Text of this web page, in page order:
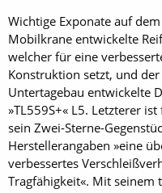
Wichtige Exponate auf
Mobilkrane entwickelte
welcher für eine
Konstruktion setzt, und
Untertagebau entwickelte
»TL559S+« L5. Letzterer
sein Zwei-Sterne-
Herstellerangaben »eine
verbessertes
Tragfähigkeit«. Mit